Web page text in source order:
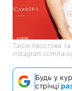
Таїсія Хвостова
instagram.com/
Будь у
стрічці